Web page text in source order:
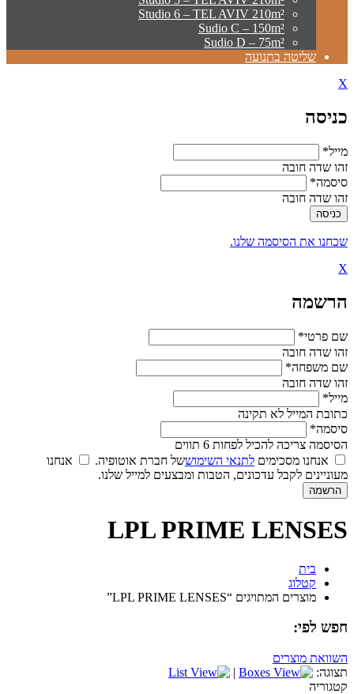
Studio 6 – TEL AVIV 210m²
Sudio C – 150m²
Sudio D – 75m²
שליטה בתנועה
X
כניסה
מייל*
זהו שדה חובה
סיסמה*
זהו שדה חובה
שכחנו את הסיסמה שלנו.
X
הרשמה
שם פרטי*
זהו שדה חובה
שם משפחה*
זהו שדה חובה
מייל*
כתובת המייל לא תקינה
סיסמה*
הסיסמה צריכה להכיל לפחות 6 תווים
אנחנו מסכימים לתנאי השימוששל חברת אוטופיה.
אנחנו
מעוניינים לקבל עדכונים, הטבות ומבצעים למייל שלנו.
LPL PRIME LENSES
בית
קטלוג
מוצרים המתויגים “LPL PRIME LENSES”
חפש לפי:
השוואת מוצרים
תצוגה:
|
קטגוריה